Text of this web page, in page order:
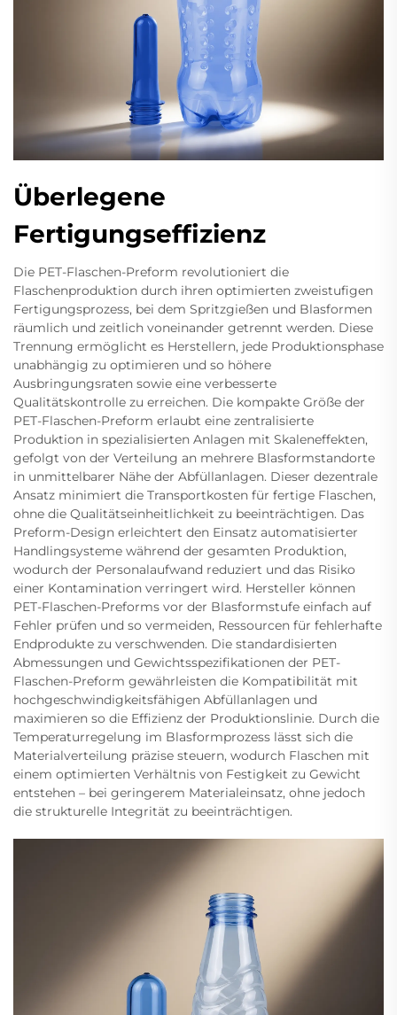
Überlegene
Fertigungseffizienz
Die PET-Flaschen-Preform revolutioniert die
Flaschenproduktion durch ihren optimierten zweistufigen
Fertigungsprozess, bei dem Spritzgießen und Blasformen
räumlich und zeitlich voneinander getrennt werden. Diese
Trennung ermöglicht es Herstellern, jede Produktionsphase
unabhängig zu optimieren und so höhere
Ausbringungsraten sowie eine verbesserte
Qualitätskontrolle zu erreichen. Die kompakte Größe der
PET-Flaschen-Preform erlaubt eine zentralisierte
Produktion in spezialisierten Anlagen mit Skaleneffekten,
gefolgt von der Verteilung an mehrere Blasformstandorte
in unmittelbarer Nähe der Abfüllanlagen. Dieser dezentrale
Ansatz minimiert die Transportkosten für fertige Flaschen,
ohne die Qualitätseinheitlichkeit zu beeinträchtigen. Das
Preform-Design erleichtert den Einsatz automatisierter
Handlingsysteme während der gesamten Produktion,
wodurch der Personalaufwand reduziert und das Risiko
einer Kontamination verringert wird. Hersteller können
PET-Flaschen-Preforms vor der Blasformstufe einfach auf
Fehler prüfen und so vermeiden, Ressourcen für fehlerhafte
Endprodukte zu verschwenden. Die standardisierten
Abmessungen und Gewichtsspezifikationen der PET-
Flaschen-Preform gewährleisten die Kompatibilität mit
hochgeschwindigkeitsfähigen Abfüllanlagen und
maximieren so die Effizienz der Produktionslinie. Durch die
Temperaturregelung im Blasformprozess lässt sich die
Materialverteilung präzise steuern, wodurch Flaschen mit
einem optimierten Verhältnis von Festigkeit zu Gewicht
entstehen – bei geringerem Materialeinsatz, ohne jedoch
die strukturelle Integrität zu beeinträchtigen.